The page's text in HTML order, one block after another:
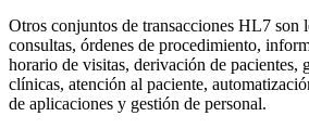
Otros conjuntos de transacciones HL7 son
consultas, órdenes de procedimiento,
horario de visitas, derivación de pacientes,
clínicas, atención al paciente,
de aplicaciones y gestión de personal.